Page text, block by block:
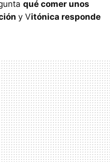
qué comer unos
y Vitónica responde